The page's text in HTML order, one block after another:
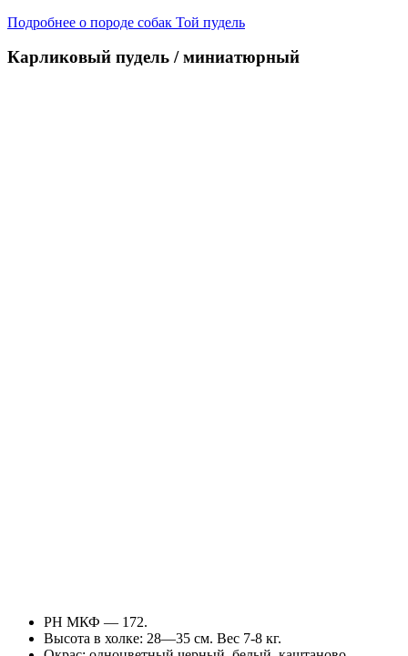
Подробнее о породе собак Той пудель
Карликовый пудель / миниатюрный
РН МКФ — 172.
Высота в холке: 28—35 см. Вес 7-8 кг.